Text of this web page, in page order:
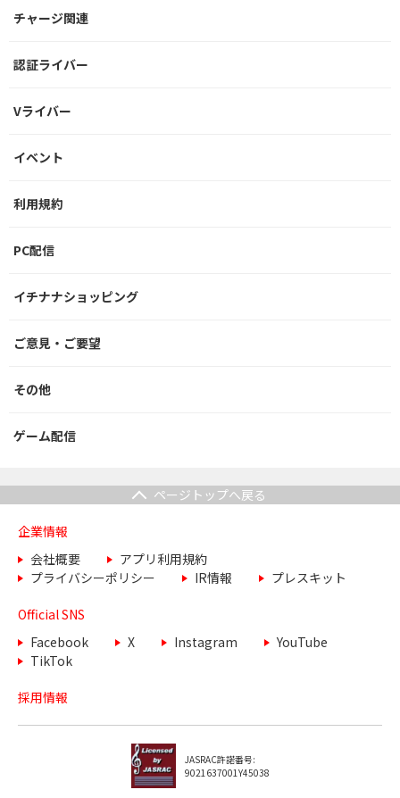
チャージ関連
認証ライバー
Vライバー
イベント
利用規約
PC配信
イチナナショッピング
ご意見・ご要望
その他
ゲーム配信
ページトップへ戻る
企業情報
会社概要
アプリ利用規約
プライバシーポリシー
IR情報 プレスキット
Official SNS
Facebook
X Instagram
YouTube
TikTok
採用情報
JASRAC許諾番号:
9021637001Y45038